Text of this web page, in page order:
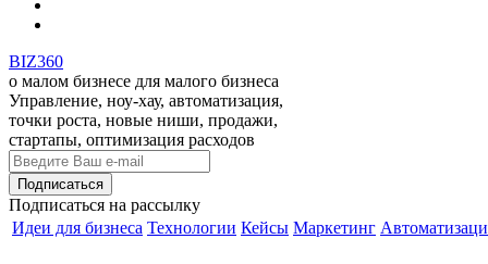
BIZ360
о малом бизнесе для малого бизнеса
Управление, ноу-хау, автоматизация,
точки роста, новые ниши, продажи,
стартапы, оптимизация расходов
Подписаться на рассылку
Идеи для бизнеса Технологии Кейсы Маркетинг